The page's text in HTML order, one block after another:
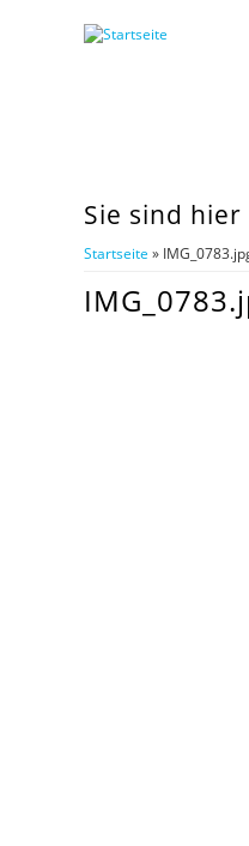
Sie sind hier
Startseite »